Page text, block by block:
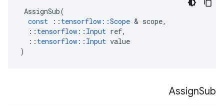
AssignSub(
const
:: tensorflow ::Scope & scope,
:: tensorflow :: Input ref,
:: tensorflow :: Input value
)
AssignSub